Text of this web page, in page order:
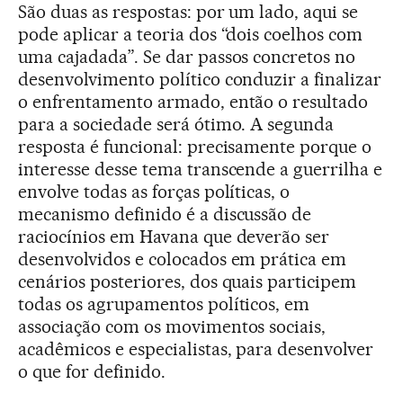
São duas as respostas: por um lado, aqui se
pode aplicar a teoria dos “dois coelhos com
uma cajadada”. Se dar passos concretos no
desenvolvimento político conduzir a finalizar
o enfrentamento armado, então o resultado
para a sociedade será ótimo. A segunda
resposta é funcional: precisamente porque o
interesse desse tema transcende a guerrilha e
envolve todas as forças políticas, o
mecanismo definido é a discussão de
raciocínios em Havana que deverão ser
desenvolvidos e colocados em prática em
cenários posteriores, dos quais participem
todas os agrupamentos políticos, em
associação com os movimentos sociais,
acadêmicos e especialistas, para desenvolver
o que for definido.